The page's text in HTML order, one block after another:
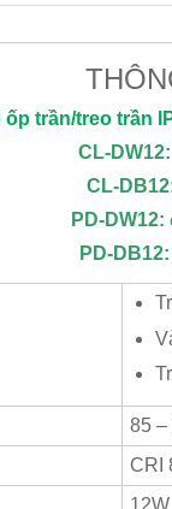
trần/treo trần
CL-
CL-
PD-
PD-
85 –
CRI
12W